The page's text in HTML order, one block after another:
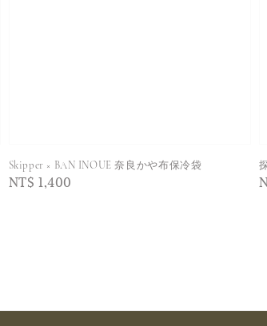
Skipper × BAN INOUE 奈良かや布保冷袋
Regular
NT$ 1,400